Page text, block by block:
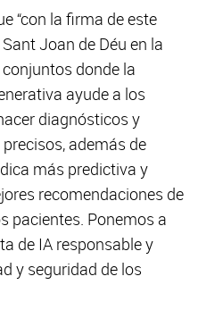
“con la firma de este
Joan de Déu en la
donde la
ayude a los
diagnósticos y
además de
más predictiva y
recomendaciones de
pacientes. Ponemos a
de IA responsable y
y seguridad de los